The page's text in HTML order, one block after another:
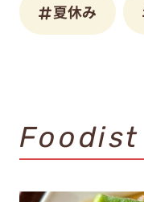
夏休み
Foodist